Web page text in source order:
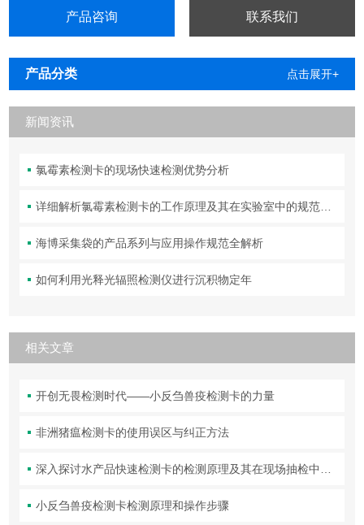
产品咨询 联系我们
产品分类 点击展开+
新闻资讯
氯霉素检测卡的现场快速检测优势分析
详细解析氯霉素检测卡的工作原理及其在实验室中的规范操作与维护方法
海博采集袋的产品系列与应用操作规范全解析
如何利用光释光辐照检测仪进行沉积物定年
相关文章
开创无畏检测时代——小反刍兽疫检测卡的力量
非洲猪瘟检测卡的使用误区与纠正方法
深入探讨水产品快速检测卡的检测原理及其在现场抽检中的使用规范与保养
小反刍兽疫检测卡检测原理和操作步骤